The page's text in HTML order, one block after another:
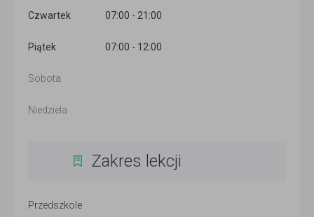
Czwartek 07:00 - 21:00
Piątek 07:00 - 12:00
Sobota
Niedziela
Zakres lekcji
Przedszkole